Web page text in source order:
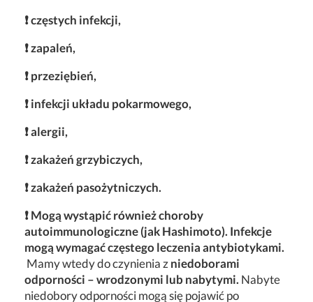
❗ częstych infekcji,
❗ zapaleń,
❗ przeziębień,
❗ infekcji układu pokarmowego,
❗ alergii,
❗ zakażeń grzybiczych,
❗ zakażeń pasożytniczych.
❗ Mogą wystąpić również choroby
autoimmunologiczne (jak Hashimoto). Infekcje
mogą wymagać częstego leczenia antybiotykami.
Mamy wtedy do czynienia zniedoborami
odporności – wrodzonymi lub nabytymi. Nabyte
niedobory odporności mogą się pojawić po